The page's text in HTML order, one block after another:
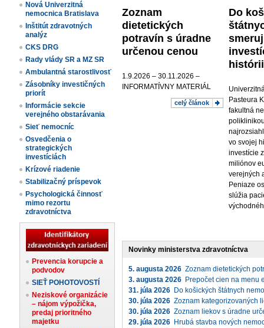
Nová Univerzitná
nemocnica Bratislava
Inštitút zdravotných
analýz
CKS DRG
Rady vlády SR a MZ SR
Ambulantná starostlivosť
Zásobníky investičných
priorít
Informácie sekcie
verejného obstarávania
Sieť nemocníc
Osvedčenia o
strategických
investíciách
Krízové riadenie
Stabilizačný príspevok
Psychologická činnosť
mimo rezortu
zdravotníctva
Prevencia korupcie a
podvodov
SIEŤ POHOTOVOSTÍ
Neziskové organizácie
– nájom výpožička,
predaj prioritného
majetku
Zoznam
dietetických
potravín s úradne
určenou cenou
1.9.2026 – 30.11.2026 –
INFORMATÍVNY MATERIÁL
celý článok
Do
histórii
Pasteura
fakultná
vo svojej
investície
miliónov
verejných
Peniaze
slúžia
Novinky ministerstva zdravotníctva
5. augusta 2026 Zoznam dietetických
3. augusta 2026 Prepočet cien na menu
31. júla 2026 Do košických štátnych
30. júla 2026 Zoznam kategorizovaných
30. júla 2026 Zoznam liekov s úradne
29. júla 2026 Hrubá stavba nových